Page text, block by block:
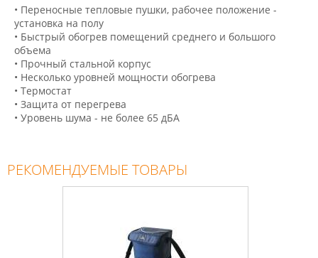
• Переносные тепловые пушки, рабочее положение -
установка на полу
• Быстрый обогрев помещений среднего и большого
объема
• Прочный стальной корпус
• Несколько уровней мощности обогрева
• Термостат
• Защита от перегрева
• Уровень шума - не более 65 дБА
РЕКОМЕНДУЕМЫЕ ТОВАРЫ